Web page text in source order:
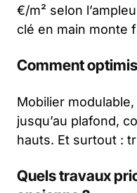
€/m² selon
clé en main monte
Comment
Mobilier
jusqu’au plafond,
hauts. Et surtout :
Quels travaux